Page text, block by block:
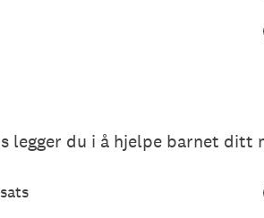
legger du i å hjelpe barnet ditt